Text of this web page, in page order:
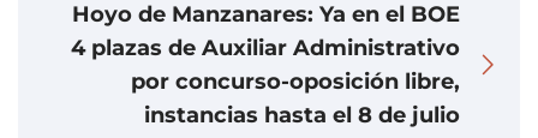
Hoyo de Manzanares: Ya en el BOE
4 plazas de Auxiliar Administrativo
por concurso-oposición libre,
instancias hasta el 8 de julio